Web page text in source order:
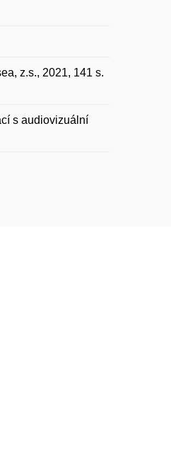
z.s., 2021, 141 s.
s audiovizuální